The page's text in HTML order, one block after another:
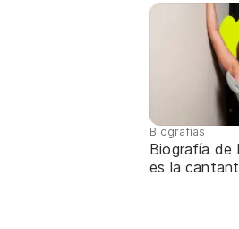
Biografías
Biografía de
es la